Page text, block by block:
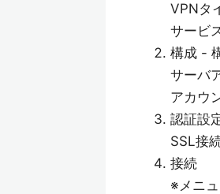
VPNタ
サービ
構成 -
サーバ
アカウ
認証設
SSL接
接続
※メニ